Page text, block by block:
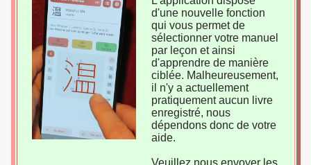
d'une nouvelle fonction
qui vous permet de
sélectionner votre manuel
par leçon et ainsi
d'apprendre de manière
ciblée. Malheureusement,
il n'y a actuellement
pratiquement aucun livre
enregistré, nous
dépendons donc de votre
aide.
Veuillez nous envoyer les